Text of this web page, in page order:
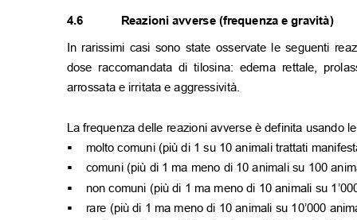
4.6 Reazioni avverse (frequenza e gravità)
In rarissimi casi sono state osservate le seguenti
dose raccomandata di tilosina: edema rettale,
arrossata e irritata e aggressività.
La frequenza delle reazioni avverse è definita usando
▪
▪
▪
▪
molto comuni (più di 1 su 10 animali trattati
comuni (più di 1 ma meno di 10 animali su 100
non comuni (più di 1 ma meno di 10 animali su
rare (più di 1 ma meno di 10 animali su 10’000